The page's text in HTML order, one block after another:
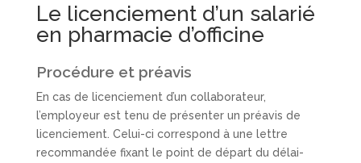
Le licenciement d’un salarié
en pharmacie d’officine
Procédure et préavis
En cas de licenciement d’un collaborateur,
l’employeur est tenu de présenter un préavis de
licenciement. Celui-ci correspond à une lettre
recommandée fixant le point de départ du délai-